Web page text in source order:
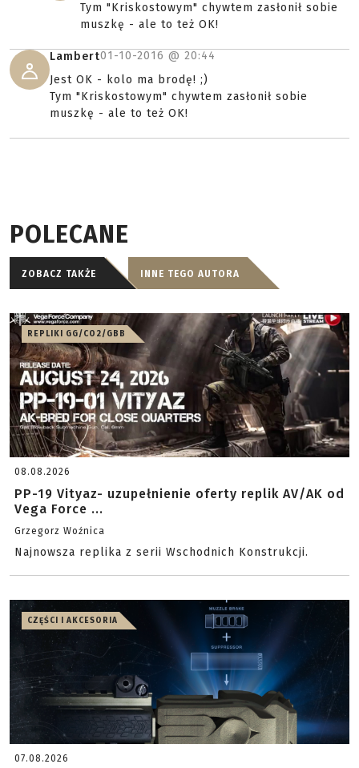
Tym "Kriskostowym" chywtem zasłonił sobie
muszkę - ale to też OK!
Lambert01-10-2016 @ 20:44
Jest OK - kolo ma brodę! ;)
Tym "Kriskostowym" chywtem zasłonił sobie
muszkę - ale to też OK!
POLECANE
ZOBACZ TAKŻE INNE TEGO AUTORA
REPLIKI GG/CO2/GBB
08.08.2026
PP-19 Vityaz- uzupełnienie oferty replik AV/AK od
Vega Force ...
Grzegorz Woźnica
Najnowsza replika z serii Wschodnich Konstrukcji.
CZĘŚCI I AKCESORIA
07.08.2026